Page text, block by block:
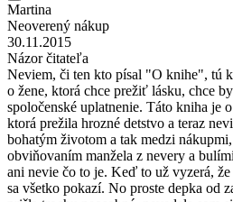
Martina
Neoverený nákup
30.11.2015
Názor čitateľa
Neviem, či ten kto písal "O knihe", tú
o žene, ktorá chce prežiť lásku, chce
spoločenské uplatnenie. Táto kniha je
ktorá prežila hrozné detstvo a teraz
bohatým životom a tak medzi
obviňovaním manžela z nevery a
ani nevie čo to je. Keď to už vyzerá,
sa všetko pokazí. No proste depka od